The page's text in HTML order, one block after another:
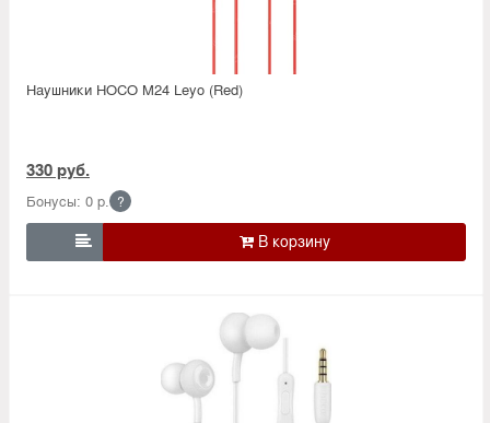
Наушники HOCO M24 Leyo (Red)
330 руб.
Бонусы: 0 р. ?
